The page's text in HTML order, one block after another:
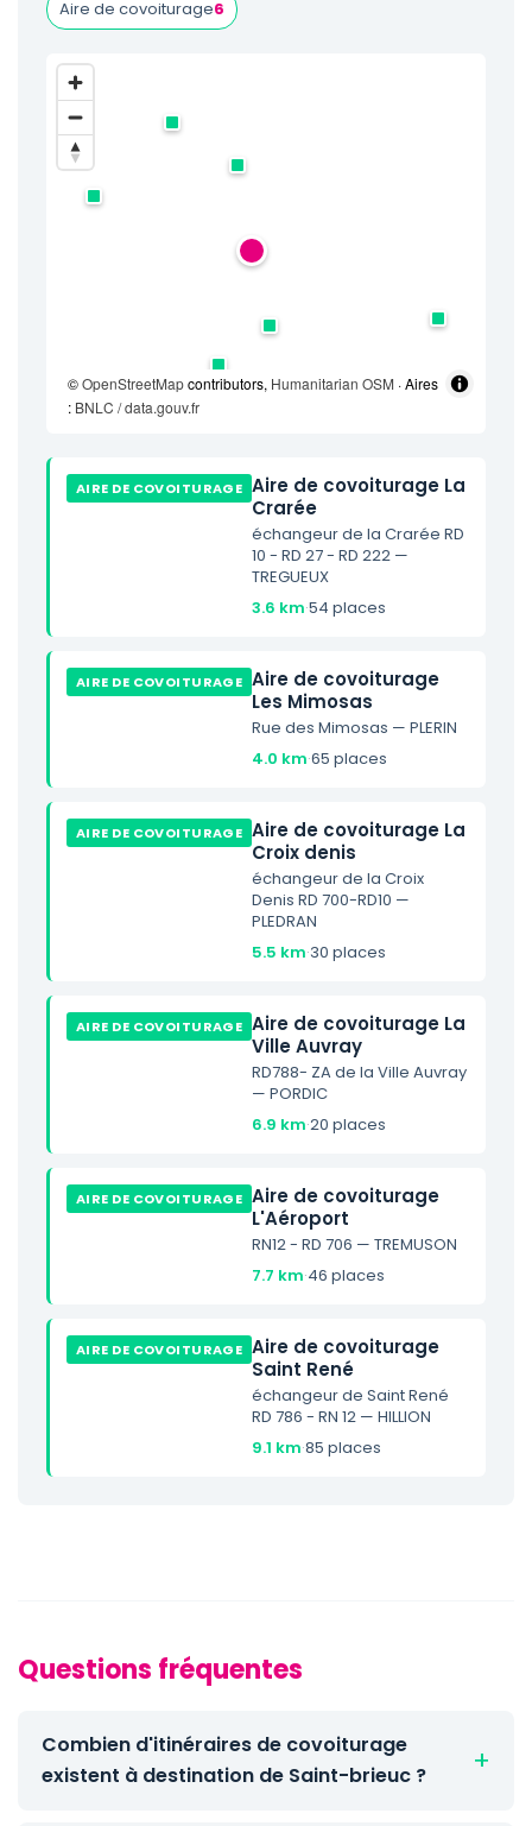
Aire de covoiturage6
©OpenStreetMapcontributors, Humanitarian OSM · Aires
: BNLC / data.gouv.fr
AIRE DE COVOITURAGE Aire de covoiturage La
Crarée
échangeur de la Crarée RD
10 - RD 27 - RD 222 —
TREGUEUX
3.6 km·54 places
AIRE DE COVOITURAGE Aire de covoiturage
Les Mimosas
Rue des Mimosas — PLERIN
4.0 km·65 places
AIRE DE COVOITURAGE Aire de covoiturage La
Croix denis
échangeur de la Croix
Denis RD 700-RD10 —
PLEDRAN
5.5 km·30 places
AIRE DE COVOITURAGE Aire de covoiturage La
Ville Auvray
RD788- ZA de la Ville Auvray
— PORDIC
6.9 km·20 places
AIRE DE COVOITURAGE Aire de covoiturage
L'Aéroport
RN12 - RD 706 — TREMUSON
7.7 km·46 places
AIRE DE COVOITURAGE Aire de covoiturage
Saint René
échangeur de Saint René
RD 786 - RN 12 — HILLION
9.1 km·85 places
Questions fréquentes
Combien d'itinéraires de covoiturage
existent à destination de Saint-brieuc ?